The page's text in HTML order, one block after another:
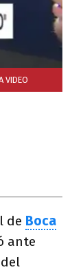
VIDEO
de Boca
ante